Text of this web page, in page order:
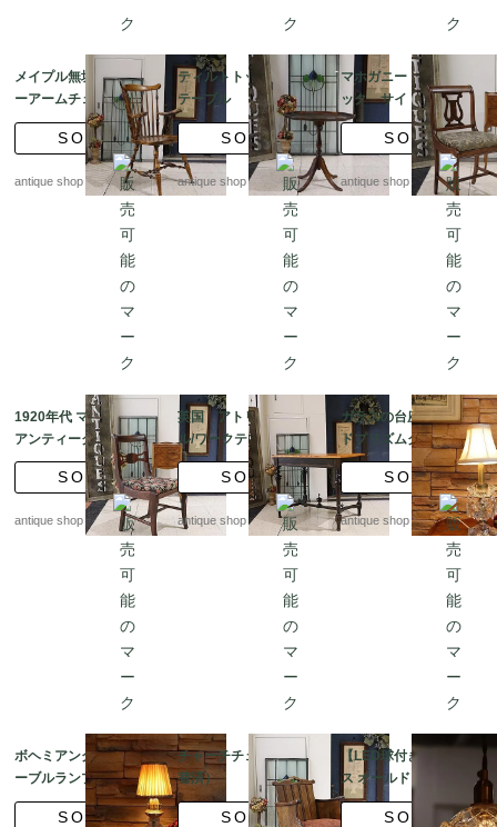
メイプル無垢 ウィンザ
ーアームチェア クラシ
ック スピンドルチェア
SOLD
antique shop at's
ティルトトップ サイド
テーブル トライポッ
ドレッグ /コーヒーテー
SOLD
antique shop at's
マホガニー ハープバ
ック サイドチェア
張替済
SOLD
antique shop at's
1920年代 マホガニー
アンティーク ドレッシ
ングチェア / 英国スタ
SOLD
antique shop at's
英国 アトリエテーブ
ル/ワークテーブル/食卓
テーブル
SOLD
antique shop at's
ガラスの台座 オール
ドプリズムグラス テ
ーブルランプ 【ラン
プシェード付き】
SOLD
antique shop at's
ボヘミアングラス テ
ーブルランプ 【ラン
プシェード付き】
SOLD
チャーチチェア （張
替済）
SOLD
【LED球付き】フラン
ス オールドプリズムグ
ラス プチシャンデリア
SOLD